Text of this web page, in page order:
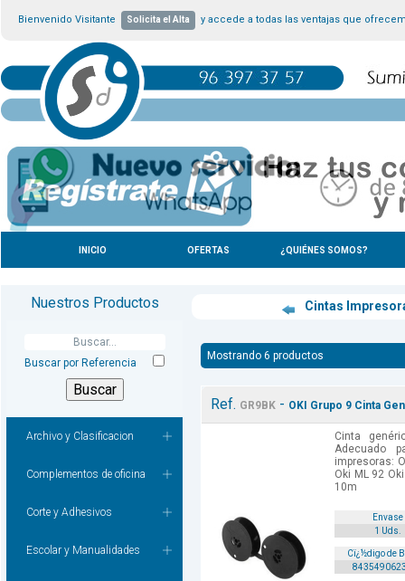
Bienvenido Visitante Solicita el Alta y accede a todas las ventajas que
INICIO OFERTAS ¿QUIÉNES SOMOS?
Nuestros Productos
Buscar por Referencia
Archivo y Clasificacion
Complementos de oficina
Corte y Adhesivos
Escolar y Manualidades
Cintas
Mostrando 6 productos
Ref. GR9BK - OKI Grupo 9 Cinta
Cinta
Adecuado
impresoras:
Oki ML 92
10m
Envase
1 Uds.
Cï¿½digo de